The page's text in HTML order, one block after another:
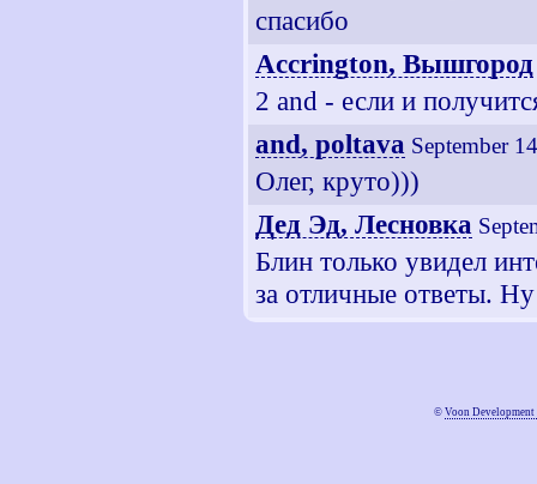
спасибо
Accrington, Вышгород
2 and - если и
and, poltava September
Олег, круто)))
Дед Эд, Лесновка
Блин только увидел
за отличные ответы.
© Voon Development